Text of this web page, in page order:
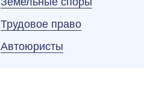
Трудовое право
Автоюристы